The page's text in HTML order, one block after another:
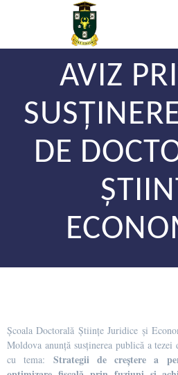
AVIZ
DE
Școala Doctorală Științe Juridice și
Moldova anunță susținerea publică a
cu tema: Strategii de creștere a